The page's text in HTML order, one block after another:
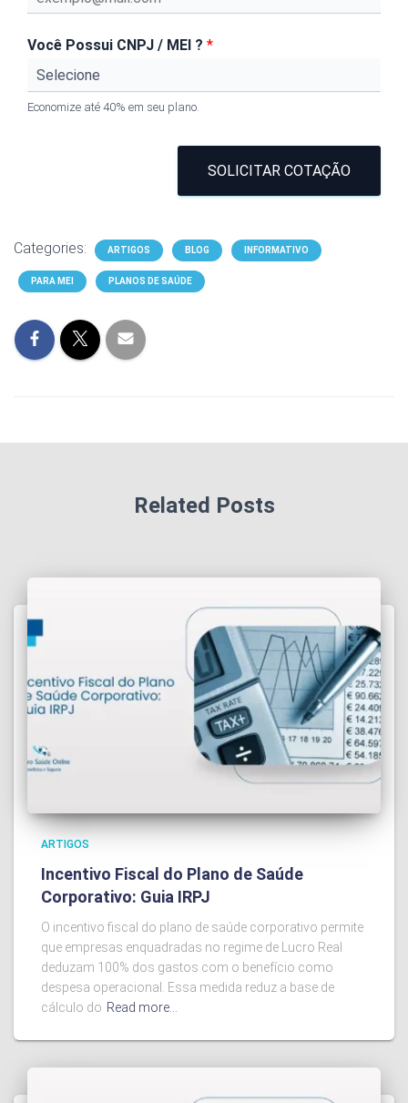
Você Possui CNPJ / MEI ? *
Economize até 40% em seu plano.
SOLICITAR COTAÇÃO
Categories: ARTIGOS BLOG INFORMATIVO
PARA MEI PLANOS DE SAÚDE
Related Posts
ARTIGOS
Incentivo Fiscal do Plano de Saúde
Corporativo: Guia IRPJ
O incentivo fiscal do plano de saúde corporativo permite
que empresas enquadradas no regime de Lucro Real
deduzam 100% dos gastos com o benefício como
despesa operacional. Essa medida reduz a base de
cálculo do Read more…